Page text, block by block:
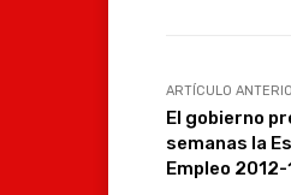
ARTÍCULO
El gobierno
semanas la
Empleo 2012-